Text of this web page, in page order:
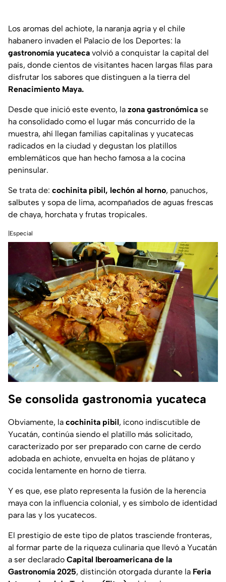
Los aromas del achiote, la naranja agria y el chile
habanero invaden el Palacio de los Deportes: la
gastronomía yucateca volvió a conquistar la capital del
país, donde cientos de visitantes hacen largas filas para
disfrutar los sabores que distinguen a la tierra del
Renacimiento Maya.
Desde que inició este evento, la zona gastronómica se
ha consolidado como el lugar más concurrido de la
muestra, ahí llegan familias capitalinas y yucatecas
radicados en la ciudad y degustan los platillos
emblemáticos que han hecho famosa a la cocina
peninsular.
Se trata de: cochinita pibil, lechón al horno, panuchos,
salbutes y sopa de lima, acompañados de aguas frescas
de chaya, horchata y frutas tropicales.
|Especial
Se consolida gastronomia yucateca
Obviamente, la cochinita pibil, ícono indiscutible de
Yucatán, continúa siendo el platillo más solicitado,
caracterizado por ser preparado con carne de cerdo
adobada en achiote, envuelta en hojas de plátano y
cocida lentamente en horno de tierra.
Y es que, ese plato representa la fusión de la herencia
maya con la influencia colonial, y es símbolo de identidad
para las y los yucatecos.
El prestigio de este tipo de platos trasciende fronteras,
al formar parte de la riqueza culinaria que llevó a Yucatán
a ser declarado Capital Iberoamericana de la
Gastronomía 2025, distinción otorgada durante la Feria